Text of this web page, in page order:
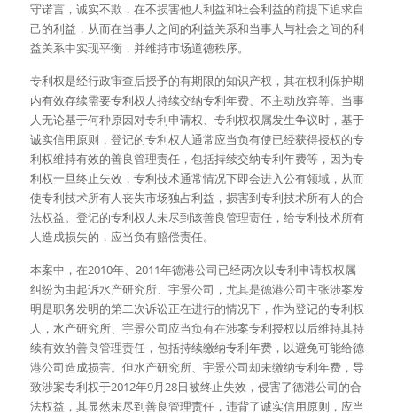
守诺言，诚实不欺，在不损害他人利益和社会利益的前提下追求自
己的利益，从而在当事人之间的利益关系和当事人与社会之间的利
益关系中实现平衡，并维持市场道德秩序。
专利权是经行政审查后授予的有期限的知识产权，其在权利保护期
内有效存续需要专利权人持续交纳专利年费、不主动放弃等。当事
人无论基于何种原因对专利申请权、专利权权属发生争议时，基于
诚实信用原则，登记的专利权人通常应当负有使已经获得授权的专
利权维持有效的善良管理责任，包括持续交纳专利年费等，因为专
利权一旦终止失效，专利技术通常情况下即会进入公有领域，从而
使专利技术所有人丧失市场独占利益，损害到专利技术所有人的合
法权益。登记的专利权人未尽到该善良管理责任，给专利技术所有
人造成损失的，应当负有赔偿责任。
本案中，在2010年、2011年德港公司已经两次以专利申请权权属
纠纷为由起诉水产研究所、宇景公司，尤其是德港公司主张涉案发
明是职务发明的第二次诉讼正在进行的情况下，作为登记的专利权
人，水产研究所、宇景公司应当负有在涉案专利授权以后维持其持
续有效的善良管理责任，包括持续缴纳专利年费，以避免可能给德
港公司造成损害。但水产研究所、宇景公司却未缴纳专利年费，导
致涉案专利权于2012年9月28日被终止失效，侵害了德港公司的合
法权益，其显然未尽到善良管理责任，违背了诚实信用原则，应当